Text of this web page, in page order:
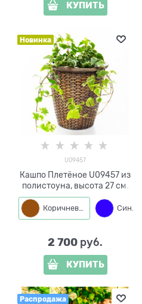
КУПИТЬ
Новинка
U09457
Кашпо Плетёное U09457 из
полистоуна, высота 27 см,
диаметр 20 см
Коричневый Синий
2 700 руб.
КУПИТЬ
Распродажа